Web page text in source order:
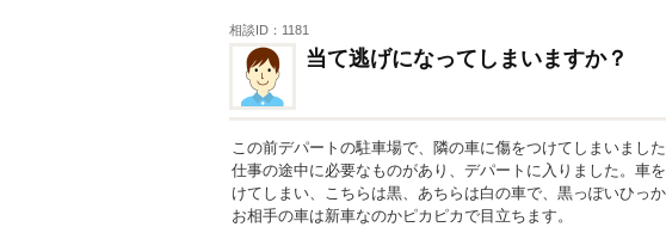
相談ID：1181
当て逃げになってしまいますか？
この前デパートの駐車場で、隣の車に傷をつけてしまいました
仕事の途中に必要なものがあり、デパートに入りました。車
けてしまい、こちらは黒、あちらは白の車で、黒っぽいひっ
お相手の車は新車なのかピカピカで目立ちます。